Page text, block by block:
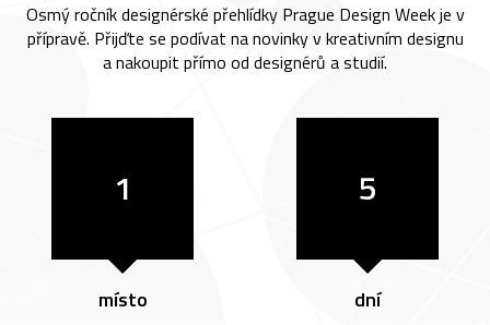
Osmý ročník designérské přehlídky Prague Design Week je v
přípravě. Přijďte se podívat na novinky v kreativním designu
a nakoupit přímo od designérů a studií.
1
místo
5
dní